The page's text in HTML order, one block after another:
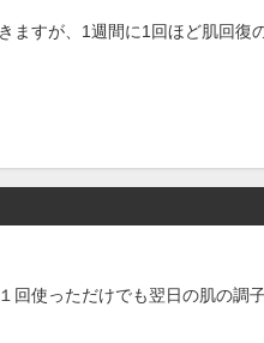
ますが、1週間に1回ほど肌回復
回使っただけでも翌日の肌の調